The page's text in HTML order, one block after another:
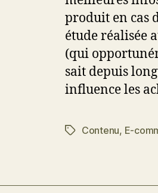
produit en cas
étude réalisée
(qui
sait depuis
influence les
Étiquettes
Contenu, E-